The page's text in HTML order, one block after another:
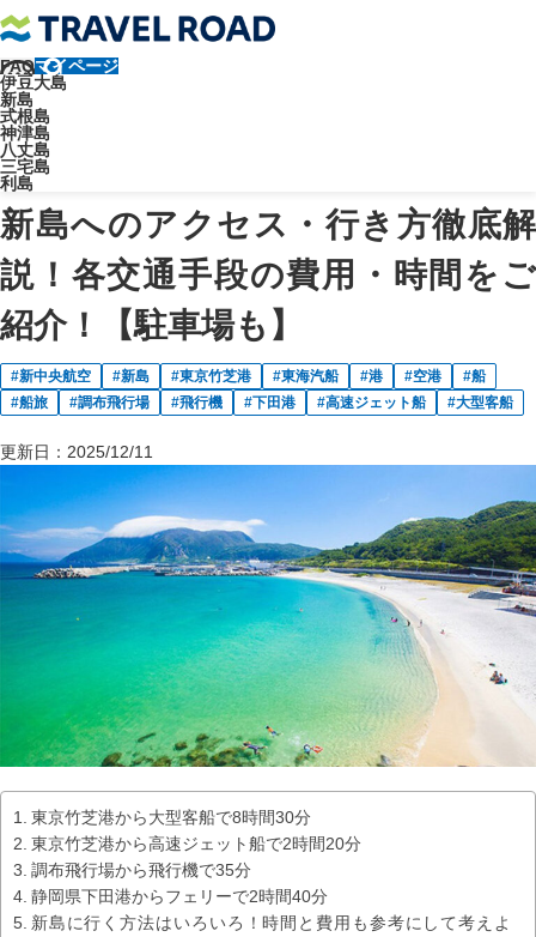
FAQマイページ
伊豆大島
新島
式根島
神津島
八丈島
三宅島
利島
トラベルロード
新島へのアクセス・行き方徹底解説！各交通手段の費用・時間をご紹
介！【駐車場も】
新島
新島へのアクセス・行き方徹底解
説！各交通手段の費用・時間をご
紹介！【駐車場も】
新中央航空 新島 東京竹芝港 東海汽船 港 空港
船
船旅
調布飛行場 飛行機 下田港 高速ジェット船 大型客船
更新日： 2025/12/11
東京竹芝港から大型客船で8時間30分
東京竹芝港から高速ジェット船で2時間20分
調布飛行場から飛行機で35分
静岡県下田港からフェリーで2時間40分
新島に行く方法はいろいろ！時間と費用も参考にして考えよ